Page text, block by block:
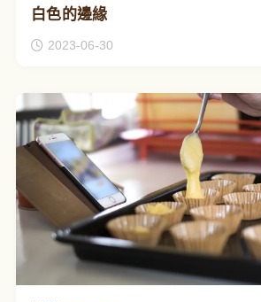
白色的邊緣
2023-06-30